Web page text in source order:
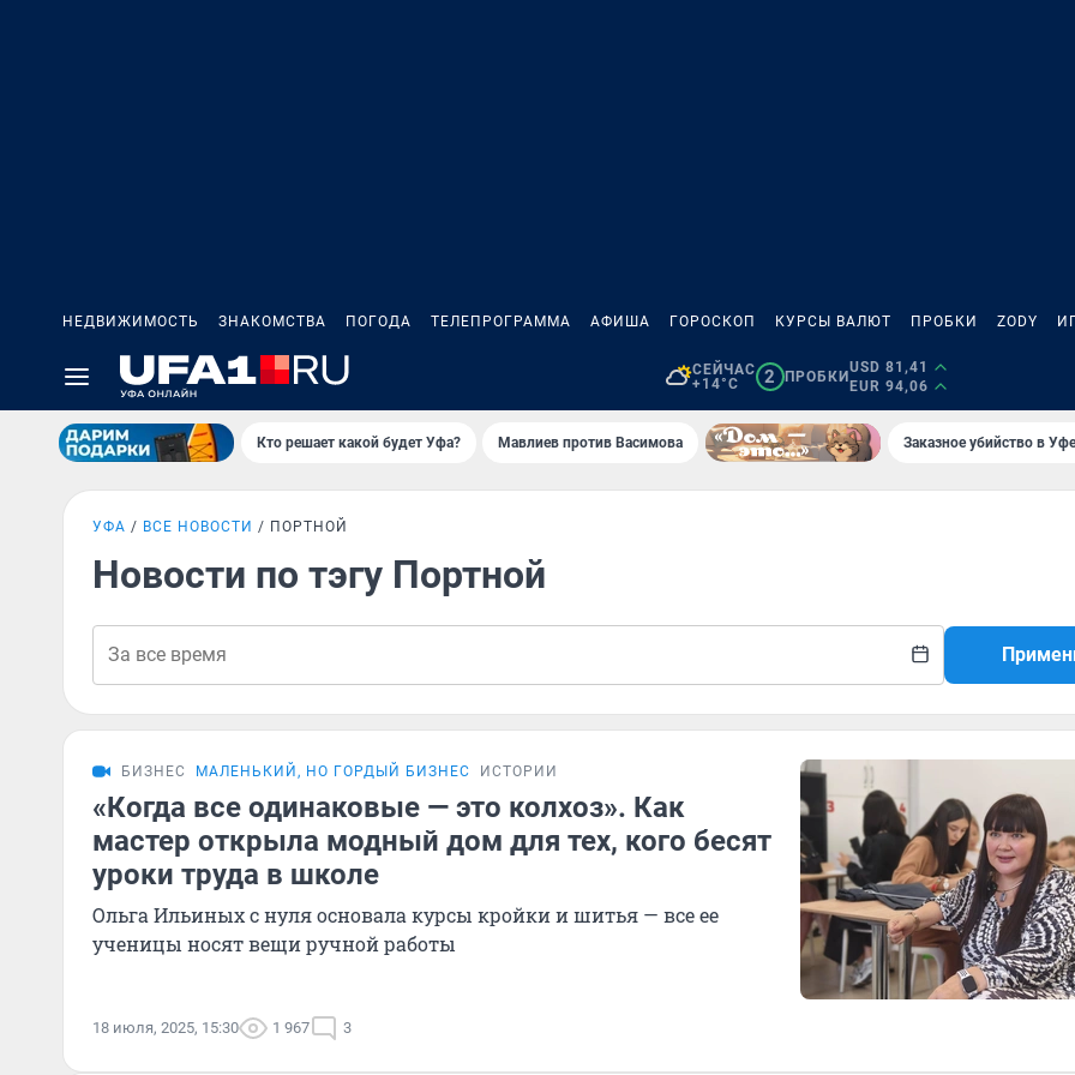
НЕДВИЖИМОСТЬ ЗНАКОМСТВА ПОГОДА ТЕЛЕПРОГРАММА АФИША ГОРОСКОП КУРСЫ ВАЛЮТ ПРОБКИ ZODY
СЕЙЧАС
+14°C
2 ПРОБКИ
USD 81,41
EUR 94,06
Кто решает какой будет Уфа? Мавлиев против Васимова Заказное убийство в
УФА ВСЕ НОВОСТИ ПОРТНОЙ
Новости по тэгу Портной
БИЗНЕС МАЛЕНЬКИЙ, НО ГОРДЫЙ БИЗНЕС ИСТОРИИ
«Когда все одинаковые — это колхоз». Как
мастер открыла модный дом для тех, кого бесят
уроки труда в школе
Ольга Ильиных с нуля основала курсы кройки и шитья — все ее
ученицы носят вещи ручной работы
18 июля, 2025, 15:30 1 967 3